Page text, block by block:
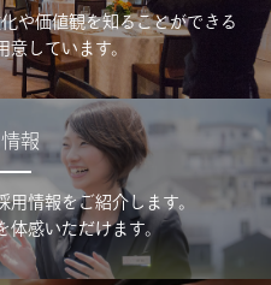
や価値観を知ることができる
しています。
報
情報をご紹介します。
体感いただけます。